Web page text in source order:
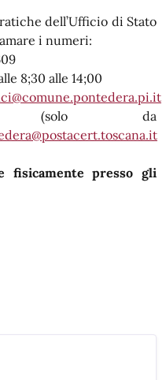
dell’Ufficio di Stato
i numeri:
8;30 alle 14;00
da
fisicamente presso gli